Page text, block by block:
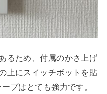
るため、付属のかさ上げ
上にスイッチボットを貼
プはとても強力です。